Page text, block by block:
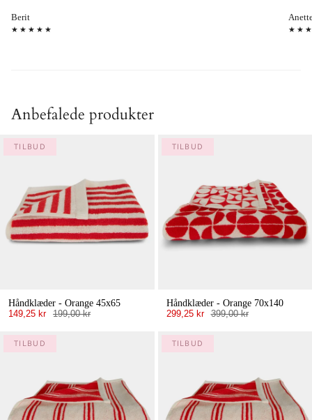
Berit
★★★★★
Anbefalede produkter
TILBUD
Håndklæder - Orange 45x65
149,25 kr 199,00 kr
TILBUD
Håndklæder - Orange 70x140
299,25 kr 399,00 kr
TILBUD TILBUD